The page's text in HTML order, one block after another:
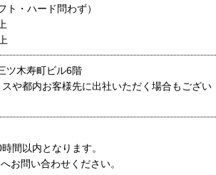
ト・ハード問わず）
木寿町ビル6階
や都内お客様先に出社いただく場合もござい
間以内となります。
お問い合わせください。